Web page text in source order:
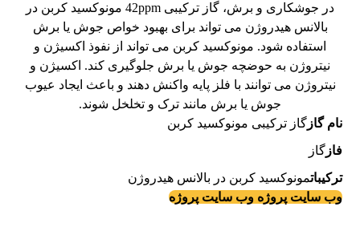
در جوشکاری و برش، گاز ترکیبی 42ppm مونوکسید کربن در
بالانس هیدروژن می تواند برای بهبود خواص جوش یا برش
استفاده شود. مونوکسید کربن می تواند از نفوذ اکسیژن و
نیتروژن به حوضچه جوش یا برش جلوگیری کند. اکسیژن و
نیتروژن می توانند با فلز پایه واکنش دهند و باعث ایجاد عیوب
جوش یا برش مانند ترک و تخلخل شوند.
نام گازگاز ترکیبی مونوکسید کربن
فازگاز
ترکیباتمونوکسید کربن در بالانس هیدروژن
وب سایت پروژهوب سایت پروژه